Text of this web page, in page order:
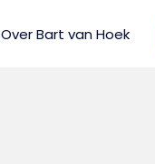
Over Bart van Hoek